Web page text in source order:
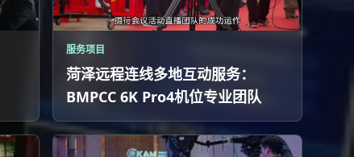
服务项目
菏泽远程连线多地互动服务：
BMPCC 6K Pro4机位专业团队